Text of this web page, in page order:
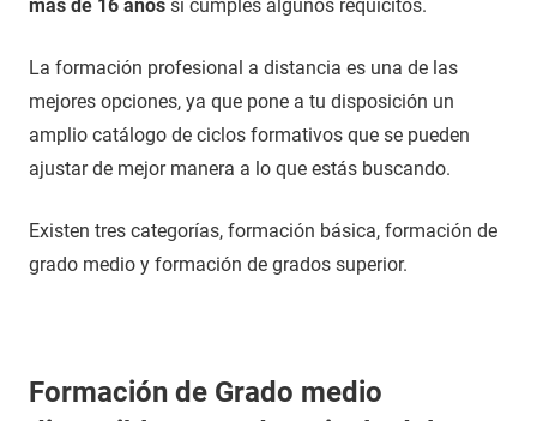
más de 16 años si cumples algunos requicitos.
La formación profesional a distancia es una de las
mejores opciones, ya que pone a tu disposición un
amplio catálogo de ciclos formativos que se pueden
ajustar de mejor manera a lo que estás buscando.
Existen tres categorías, formación básica, formación de
grado medio y formación de grados superior.
Formación de Grado medio